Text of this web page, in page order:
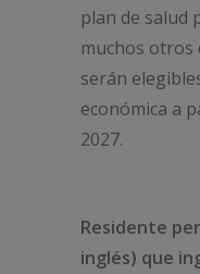
plan de salud
muchos
serán
económica a
2027.
Residente
inglés) que